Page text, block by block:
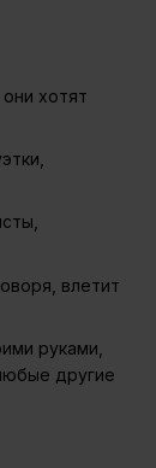
хотят
влетит
руками,
другие